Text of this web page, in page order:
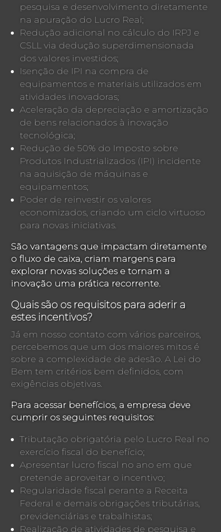
pesquisa e desenvolvimento diretamente
na apuração do Lucro Real;
Redução adicional no cálculo do IRPJ e
CSLL via dedução superdimensionada
dos valores investidos;
Isenção de IPI na compra de
equipamentos e materiais utilizados em
atividades inovadoras;
Aceleração da depreciação e amortização
de bens relacionados à inovação
tecnológica;
Redução de 50% do Imposto sobre
Produtos Industrializados (IPI) incidente
na aquisição de máquinas e
equipamentos;
Poder de reinvestir os valores
economizados, criando um ciclo virtuoso
para novas iniciativas.
São vantagens que impactam diretamente
o fluxo de caixa, criam margens para
explorar novas soluções e tornam a
inovação uma prática recorrente.
Quais são os requisitos para aderir a
estes incentivos?
Já em nosso contato com vários parceiros,
percebemos que um dos maiores mitos é
sobre a complexidade de adesão. A Lei do
Bem tem critérios bem definidos, com
exigências objetivas.
Para acessar benefícios, a empresa deve
cumprir os seguintes requisitos:
Tributação obrigatória pelo Lucro Real no
exercício fiscal do benefício;
Apresentar lucro fiscal no ano em que
pretende aproveitar o incentivo;
Regularidade fiscal perante a Receita
Federal e demais obrigações tributárias,
previdenciárias e trabalhistas;
Realização de atividades de pesquisa e